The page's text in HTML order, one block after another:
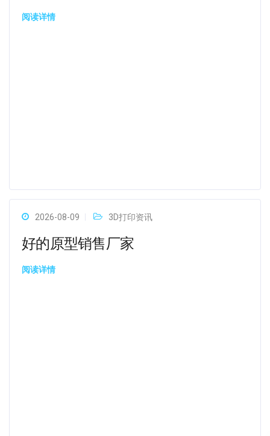
阅读详情
2026-08-09 3D打印资讯
好的原型销售厂家
阅读详情